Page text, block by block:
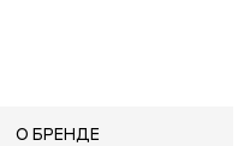
О БРЕНДЕ